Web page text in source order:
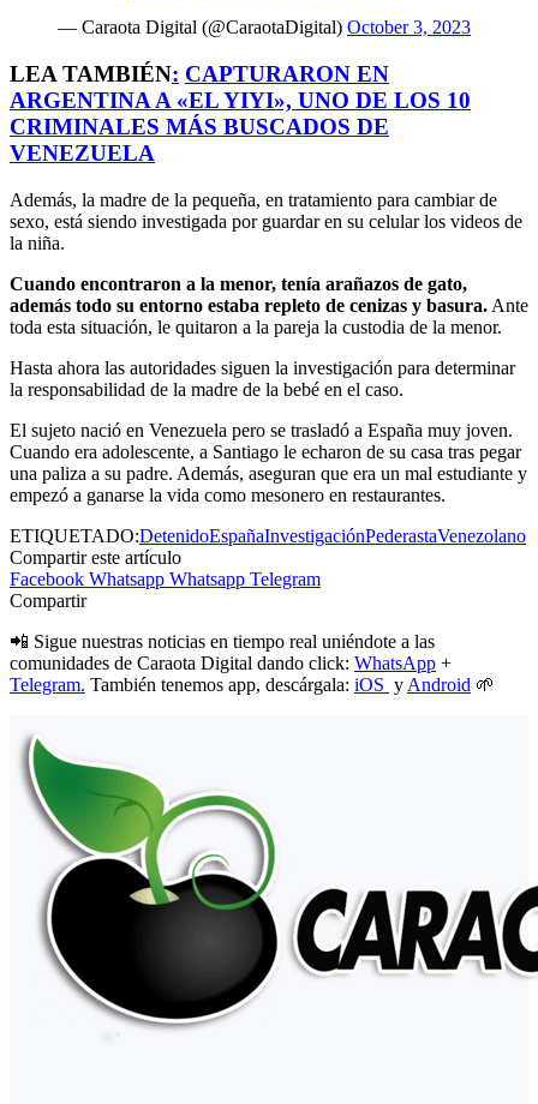
— Caraota Digital (@CaraotaDigital) October 3, 2023
LEA TAMBIÉN: CAPTURARON EN
ARGENTINA A «EL YIYI», UNO DE LOS 10
CRIMINALES MÁS BUSCADOS DE
VENEZUELA
Además, la madre de la pequeña, en tratamiento para cambiar de
sexo, está siendo investigada por guardar en su celular los videos de
la niña.
Cuando encontraron a la menor, tenía arañazos de gato,
además todo su entorno estaba repleto de cenizas y basura. Ante
toda esta situación, le quitaron a la pareja la custodia de la menor.
Hasta ahora las autoridades siguen la investigación para determinar
la responsabilidad de la madre de la bebé en el caso.
El sujeto nació en Venezuela pero se trasladó a España muy joven.
Cuando era adolescente, a Santiago le echaron de su casa tras pegar
una paliza a su padre. Además, aseguran que era un mal estudiante y
empezó a ganarse la vida como mesonero en restaurantes.
ETIQUETADO:DetenidoEspañaInvestigaciónPederastaVenezolano
Compartir este artículo
Facebook Whatsapp Whatsapp Telegram
Compartir
📲 Sigue nuestras noticias en tiempo real uniéndote a las
comunidades de Caraota Digital dando click: WhatsApp +
Telegram. También tenemos app, descárgala: iOS y Android 🌱